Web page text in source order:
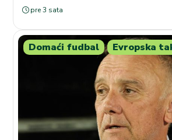
pre 3 sata
Domaći fudbal Evropska